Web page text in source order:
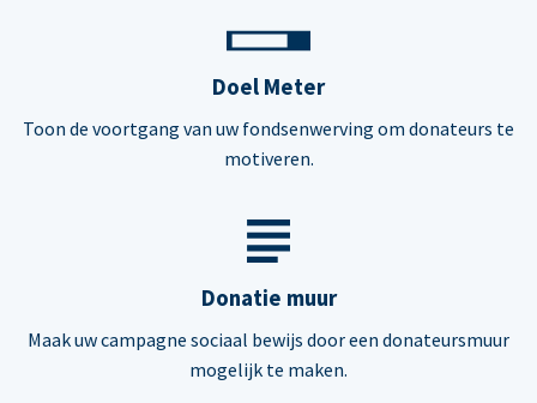
Doel Meter
Toon de voortgang van uw fondsenwerving om donateurs te
motiveren.
Donatie muur
Maak uw campagne sociaal bewijs door een donateursmuur
mogelijk te maken.